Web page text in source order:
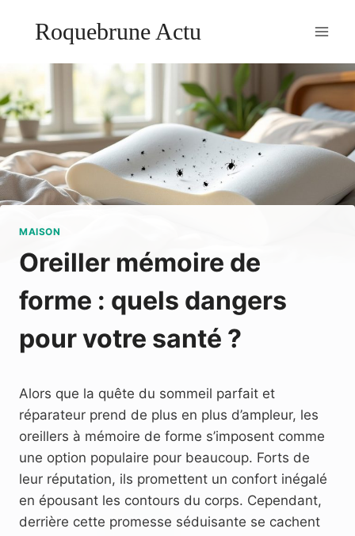
Roquebrune Actu
MAISON
Oreiller mémoire de
forme : quels dangers
pour votre santé ?
Alors que la quête du sommeil parfait et
réparateur prend de plus en plus d’ampleur, les
oreillers à mémoire de forme s’imposent comme
une option populaire pour beaucoup. Forts de
leur réputation, ils promettent un confort inégalé
en épousant les contours du corps. Cependant,
derrière cette promesse séduisante se cachent